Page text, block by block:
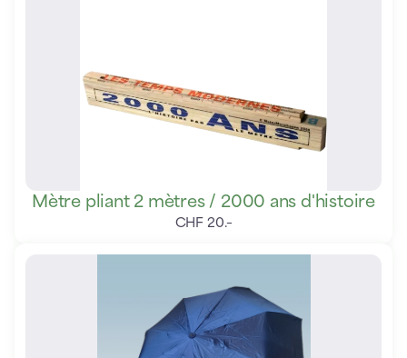
Mètre pliant 2 mètres / 2000 ans d'histoire
CHF 20.–